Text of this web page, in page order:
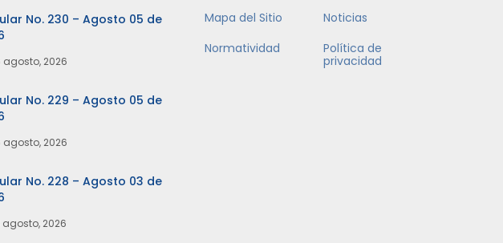
No. 230 – Agosto 05 de
agosto, 2026
No. 229 – Agosto 05 de
agosto, 2026
No. 228 – Agosto 03 de
agosto, 2026
Mapa del Sitio
Noticias
Normatividad
Política de
privacidad